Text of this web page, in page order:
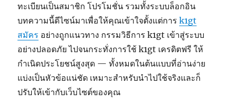
ทะเบียนเป็นสมาชิก โปรโมชั่น รวมทั้งระบบล็อกอิน
บทความนี้ดีไซน์มาเพื่อให้คุณเข้าใจตั้งแต่การk1gt
สมัคร อย่างถูกแนวทาง กรรมวิธีการ k1gt เข้าสู่ระบบ
อย่างปลอดภัย ไปจนกระทั่งการใช้ k1gt เครดิตฟรี ให้
กำเนิดประโยชน์สูงสุด — ทั้งหมดในต้นแบบที่อ่านง่าย
แบ่งเป็นหัวข้อแน่ชัด เหมาะสำหรับนำไปใช้จริงและก็
ปรับให้เข้ากับเว็บไซต์ของคุณ